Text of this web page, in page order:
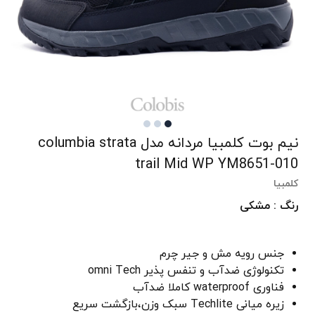
نیم بوت کلمبیا مردانه مدل columbia strata
trail Mid WP YM8651-010
کلمبیا
رنگ : مشکی
جنس رویه مش و جیر چرم
تکنولوژی ضدآب و تنفس پذیر omni Tech
فناوری waterproof کاملا ضدآب
زیره میانی Techlite سبک وزن،بازگشت سریع